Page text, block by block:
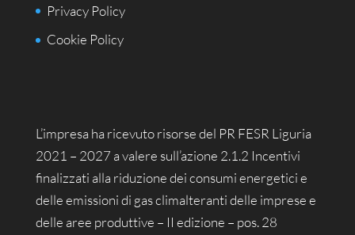
Privacy Policy
Cookie Policy
L’impresa ha ricevuto risorse del PR FESR Liguria
2021 – 2027 a valere sull’azione 2.1.2 Incentivi
finalizzati alla riduzione dei consumi energetici e
delle emissioni di gas climalteranti delle imprese e
delle aree produttive – II edizione – pos. 28